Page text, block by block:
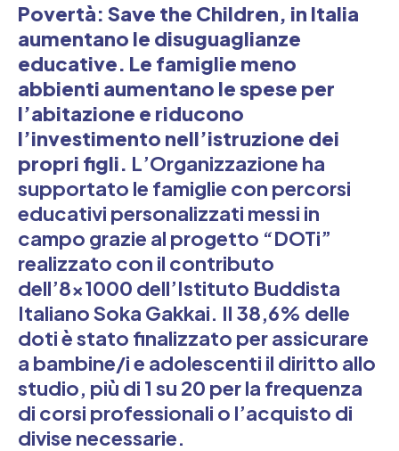
Povertà: Save the Children, in Italia
aumentano le disuguaglianze
educative. Le famiglie meno
abbienti aumentano le spese per
l’abitazione e riducono
l’investimento nell’istruzione dei
propri figli. L’Organizzazione ha
supportato le famiglie con percorsi
educativi personalizzati messi in
campo grazie al progetto “DOTi”
realizzato con il contributo
dell’8×1000 dell’Istituto Buddista
Italiano Soka Gakkai. Il 38,6% delle
doti è stato finalizzato per assicurare
a bambine/i e adolescenti il diritto allo
studio, più di 1 su 20 per la frequenza
di corsi professionali o l’acquisto di
divise necessarie.